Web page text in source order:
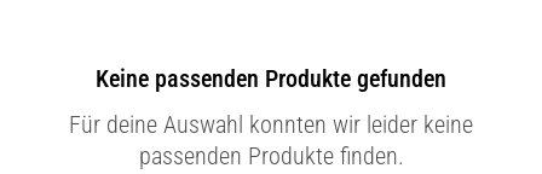
Keine passenden Produkte gefunden
Für deine Auswahl konnten wir leider keine
passenden Produkte finden.